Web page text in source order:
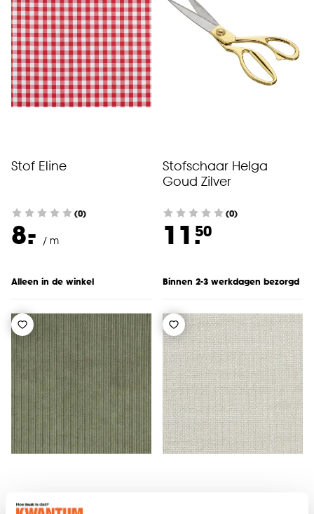
Stof Eline
(0)
8.
- / m
Alleen in de winkel
Stofschaar Helga
Goud Zilver
(0)
11.50
Binnen 2-3 werkdagen bezorgd